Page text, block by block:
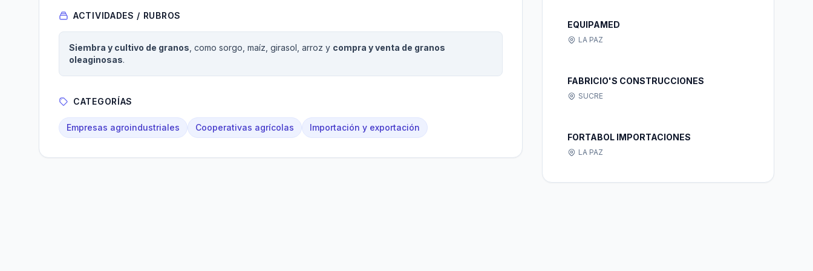
ACTIVIDADES / RUBROS
Siembra y cultivo de granos , como sorgo, maíz, girasol, arroz y compra y venta de granos
oleaginosas.
CATEGORÍAS
Empresas agroindustriales Cooperativas agrícolas Importación y exportación
EQUIPAMED
LA PAZ
FABRICIO'S CONSTRUCCIONES
SUCRE
FORTABOL IMPORTACIONES
LA PAZ